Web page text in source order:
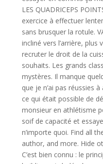
LES QUADRICEPS
exercice à effectuer
sans brusquer la rotule.
incliné vers l’arrière, plus
recruter le droit de la
souhaits. Les grands
mystères. Il manque
que je n’ai pas réussies
ce qui était possible de
monsieur en athlétisme
soif de capacité et
n’importe quoi. Find all
author, and more. Hide
C’est bien connu : le